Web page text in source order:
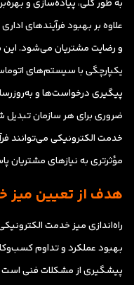
به طور کلی، پیاده‌سازی و
علاوه بر بهبود فرآیندهای
و رضایت مشتریان می‌شود. این
یکپارچگی با سیستم‌های
پیگیری درخواست‌ها و
ضروری برای هر سازمان تبدیل
خدمت الکترونیکی می‌توانند
مؤثرتری به نیازهای مشتریان
هدف از تعیین میز
راه‌اندازی میز خدمت
بهبود عملکرد و تداوم
پیشگیری از مشکلات فنی است